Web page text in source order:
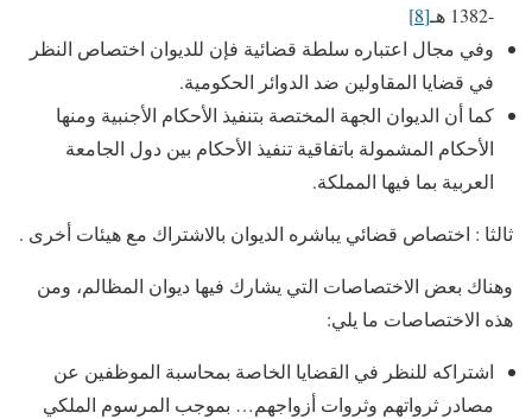
-1382 هـ
[8]
وفي مجال اعتباره سلطة قضائية فإن للديوان اختصاص النظر
في قضايا المقاولين ضد الدوائر الحكومية.
كما أن الديوان الجهة المختصة بتنفيذ الأحكام الأجنبية ومنها
الأحكام المشمولة باتفاقية تنفيذ الأحكام بين دول الجامعة
العربية بما فيها المملكة.
ثالثا : اختصاص قضائي يباشره الديوان بالاشتراك مع هيئات أخرى .
وهناك بعض الاختصاصات التي يشارك فيها ديوان المظالم، ومن
هذه الاختصاصات ما يلي:
اشتراكه للنظر في القضايا الخاصة بمحاسبة الموظفين عن
مصادر ثرواتهم وثروات أزواجهم… بموجب المرسوم الملكي